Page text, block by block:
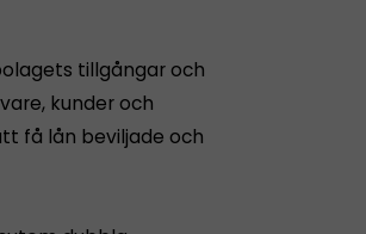
tillgångar och
kunder och
få lån beviljade och